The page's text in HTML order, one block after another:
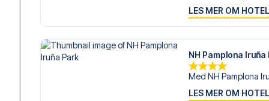
LES MER OM
NH Pamplona Iruña
Med NH Pamplona
LES MER OM